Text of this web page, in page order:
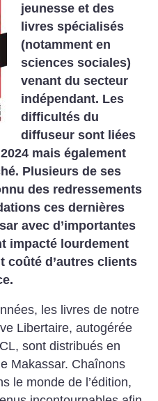
jeunesse et des
livres spécialisés
(notamment en
sciences sociales)
venant du secteur
indépendant. Les
difficultés du
diffuseur sont liées
mais également
Plusieurs de ses
des redressements
ces dernières
avec d’importantes
impacté lourdement
coûté d’autres clients
les livres de notre
Libertaire, autogérée
sont distribués en
Makassar. Chaînons
le monde de l’édition,